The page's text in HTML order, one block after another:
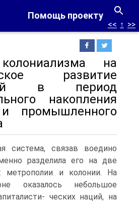
Помощь проекту
<< ↑ >>
на
развитие
в период
накопления
промышленного
система, связав воедино
разделила его на две
метрополии и колонии. На
оказалось небольшое
ческих наций, на